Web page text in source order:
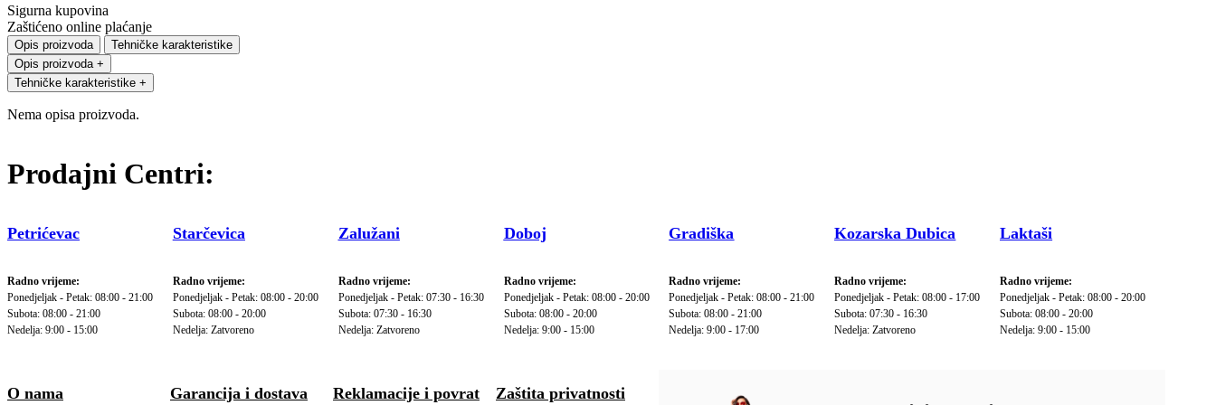
Sigurna kupovina
Zaštićeno online plaćanje
Opis proizvoda
Tehničke karakteristike
Opis proizvoda +
Tehničke karakteristike +
Nema opisa proizvoda.
Prodajni Centri:
Petrićevac
Radno vrijeme:
Ponedjeljak - Petak: 08:00 - 21:00
Subota: 08:00 - 21:00
Nedelja: 9:00 - 15:00
Starčevica
Radno vrijeme:
Ponedjeljak - Petak: 08:00 - 20:00
Subota: 08:00 - 20:00
Nedelja: Zatvoreno
Zalužani
Radno vrijeme:
Ponedjeljak - Petak: 07:30 - 16:30
Subota: 07:30 - 16:30
Nedelja: Zatvoreno
Doboj
Radno vrijeme:
Ponedjeljak - Petak: 08:00 - 20:00
Subota: 08:00 - 20:00
Nedelja: 9:00 - 15:00
Gradiška
Radno vrijeme:
Ponedjeljak - Petak: 08:00 - 21:00
Subota: 08:00 - 21:00
Nedelja: 9:00 - 17:00
Kozarska Dubica
Radno vrijeme:
Ponedjeljak - Petak: 08:00 - 17:00
Subota: 07:30 - 16:30
Nedelja: Zatvoreno
Laktaši
Radno vrijeme:
Ponedjeljak - Petak: 08:00 - 20:00
Subota: 08:00 - 20:00
Nedelja: 9:00 - 15:00
O nama Garancija i dostava Reklamacije i povrat Zaštita privatnosti